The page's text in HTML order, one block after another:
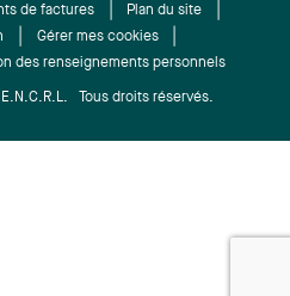
de factures
Plan du site
Gérer mes cookies
des renseignements personnels
Tous droits réservés.